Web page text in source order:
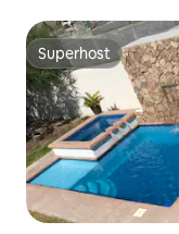
Superhost
Superhost